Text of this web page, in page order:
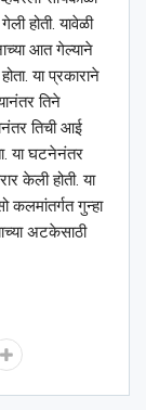
होती. यावेळी
आत गेल्याने
या प्रकाराने
तिने
तिची आई
या घटनेनंतर
केली होती. या
कलमांतर्गत गुन्हा
अटकेसाठी